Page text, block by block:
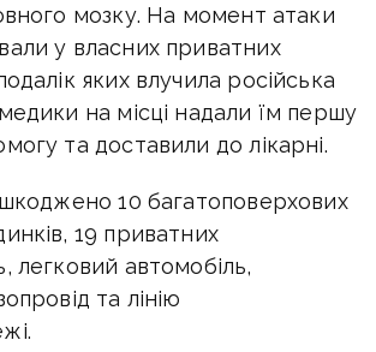
мозку. На момент атаки
у власних приватних
яких влучила російська
на місці надали їм першу
та доставили до лікарні.
10 багатоповерхових
19 приватних
легковий автомобіль,
та лінію